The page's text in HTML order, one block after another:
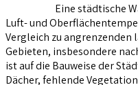
Eine städtische
Luft- und
Vergleich zu
Gebieten, insbesondere
ist auf die Bauweise der
Dächer, fehlende